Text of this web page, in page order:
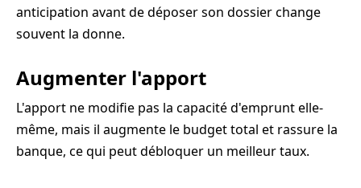
anticipation avant de déposer son dossier change
souvent la donne.
Augmenter l'apport
L'apport ne modifie pas la capacité d'emprunt elle-
même, mais il augmente le budget total et rassure la
banque, ce qui peut débloquer un meilleur taux.